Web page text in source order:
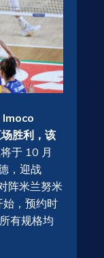
胜利，该
于 10 月
，迎战
阵米兰努米
始，预约时
有规格均